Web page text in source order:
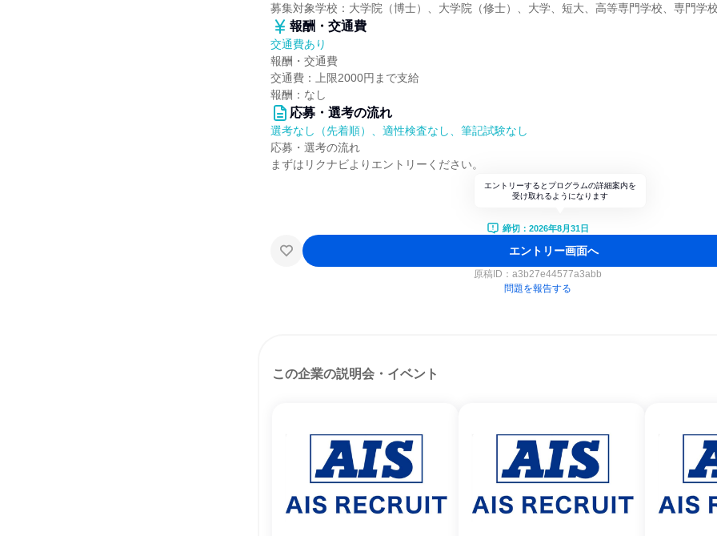
募集対象学校：大学院（博士）、大学院（修士）、大学、短大、高等専門学校、専門学
報酬・交通費
交通費あり
報酬・交通費
交通費：上限2000円まで支給
報酬：なし
応募・選考の流れ
選考なし（先着順）、適性検査なし、筆記試験なし
応募・選考の流れ
まずはリクナビよりエントリーください。
エントリーするとプログラムの詳細案内を
受け取れるようになります
締切：2026年8月31日
エントリー画面へ
原稿ID： a3b27e44577a3abb
問題を報告する
この企業の説明会・イベント